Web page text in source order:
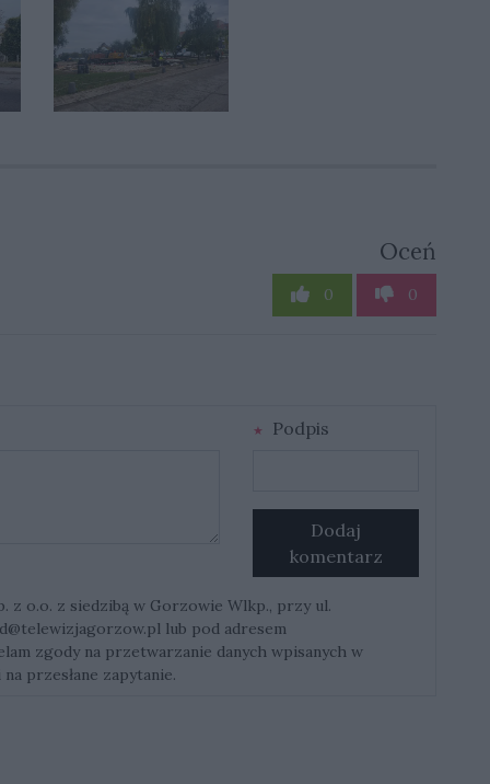
Oceń
0 0
Podpis
Dodaj
komentarz
z o.o. z siedzibą w Gorzowie Wlkp., przy ul.
lub pod adresem
zgody na przetwarzanie danych wpisanych w
przesłane zapytanie.